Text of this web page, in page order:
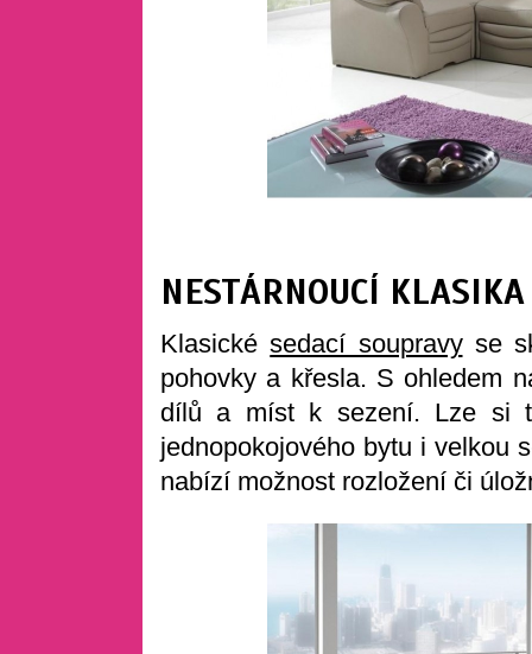
NESTÁRNOUCÍ KLASIKA
Klasickésedací soupravyse
pohovky a křesla. S ohledem
dílů a míst k sezení. Lze si
jednopokojového bytu i velkou
nabízí možnost rozložení či